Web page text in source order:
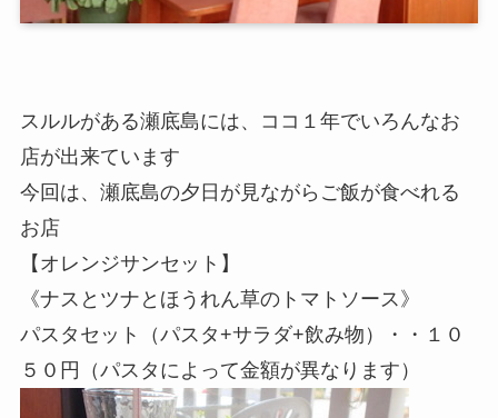
スルルがある瀬底島には、ココ１年でいろんなお
店が出来ています
今回は、瀬底島の夕日が見ながらご飯が食べれる
お店
【オレンジサンセット】
《ナスとツナとほうれん草のトマトソース》
パスタセット（パスタ+サラダ+飲み物）・・１０
５０円（パスタによって金額が異なります）